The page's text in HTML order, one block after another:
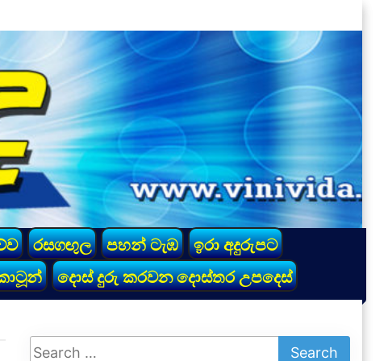
රසගඟුල පහන් ටැඹ
ඉරා අදුරුපට
දොස් දුරු කරවන දොස්තර උපදෙස්